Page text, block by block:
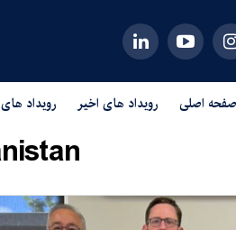
صفحه اصلی رویداد های اخیر رویداد